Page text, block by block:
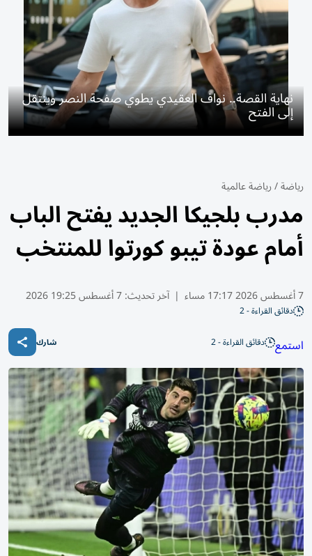
نهاية القصة.. نواف العقيدي يطوي صفحة النصر وينتقل
إلى الفتح
رياضة/رياضة عالمية
مدرب بلجيكا الجديد يفتح الباب
أمام عودة تيبو كورتوا للمنتخب
7 أغسطس 2026 17:17 مساء | آخر تحديث:7 أغسطس 19:25 2026
دقائق القراءة - 2
استمع دقائق القراءة - 2 شارك